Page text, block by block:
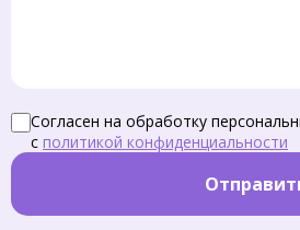
Согласен на обработку
с политикой конфиденциальности